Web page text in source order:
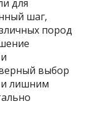
для
шаг,
пород
выбор
и лишним